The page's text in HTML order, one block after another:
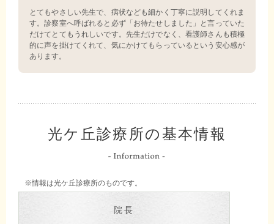
とてもやさしい先生で、病状なども細かく丁寧に説明してくれま
す。診察室へ呼ばれると必ず「お待たせしました」と言っていた
だけてとてもうれしいです。先生だけでなく、看護師さんも積極
的に声を掛けてくれて、気にかけてもらっているという安心感が
あります。
光ケ丘診療所の基本情報
※情報は光ケ丘診療所のものです。
院長